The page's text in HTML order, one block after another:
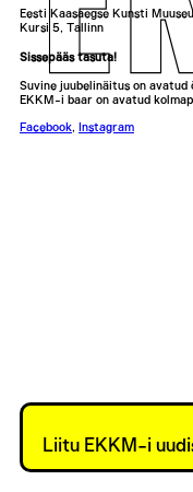
Eesti Kaasaegse Kunsti
Kursi 5, Tallinn
Sissepääs tasuta!
Suvine juubelinäitus on avatud
EKKM-i baar on avatud
Facebook, Instagram
Liitu EKKM-i